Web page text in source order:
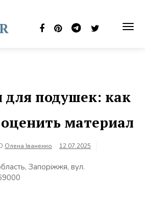
для подушек: как
материал
Олена Іваненко
12.07.2025
Запоріжжя, вул.